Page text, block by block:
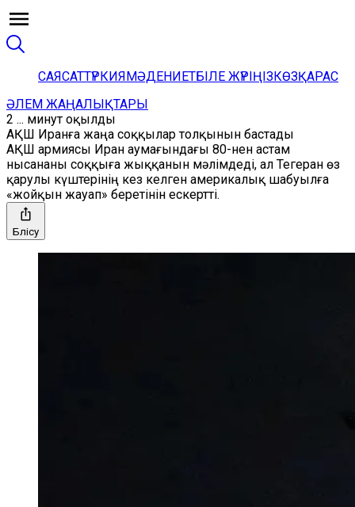
САЯСАТТҮРКИЯМӘДЕНИЕТБІЛЕ ЖҮРІҢІЗКӨЗҚАРАС
ӘЛЕМ ЖАҢАЛЫҚТАРЫ
2 ... минут оқылды
АҚШ Иранға жаңа соққылар толқынын бастады
АҚШ армиясы Иран аумағындағы 80-нен астам
нысананы соққыға жыққанын мәлімдеді, ал Тегеран өз
қарулы күштерінің кез келген америкалық шабуылға
«жойқын жауап» беретінін ескертті.
Бөлісу